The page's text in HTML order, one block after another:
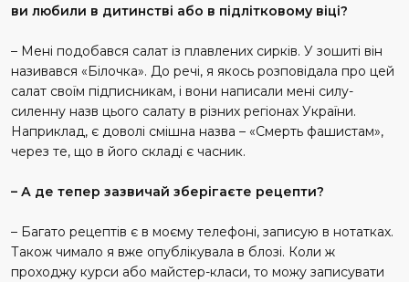
ви любили в дитинстві або в підлітковому віці?
– Мені подобався салат із плавлених сирків. У зошиті він
називався «Білочка». До речі, я якось розповідала про цей
салат своїм підписникам, і вони написали мені силу-
силенну назв цього салату в різних регіонах України.
Наприклад, є доволі смішна назва – «Смерть фашистам»,
через те, що в його складі є часник.
– А де тепер зазвичай зберігаєте рецепти?
– Багато рецептів є в моєму телефоні, записую в нотатках.
Також чимало я вже опублікувала в блозі. Коли ж
проходжу курси або майстер-класи, то можу записувати